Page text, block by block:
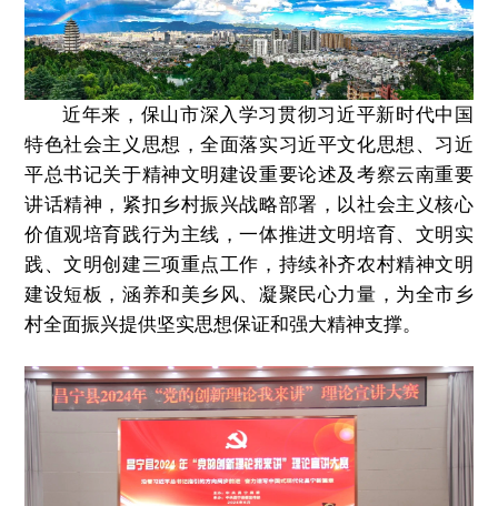
近年来，保山市深入学习贯彻习近平新时代中国
特色社会主义思想，全面落实习近平文化思想、习近
平总书记关于精神文明建设重要论述及考察云南重要
讲话精神，紧扣乡村振兴战略部署，以社会主义核心
价值观培育践行为主线，一体推进文明培育、文明实
践、文明创建三项重点工作，持续补齐农村精神文明
建设短板，涵养和美乡风、凝聚民心力量，为全市乡
村全面振兴提供坚实思想保证和强大精神支撑。